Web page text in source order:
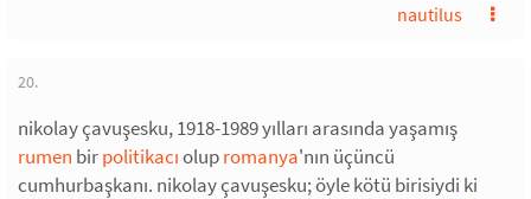
nautilus
20.
nikolay çavuşesku, 1918-1989 yılları arasında yaşamış
rumen birpolitikacıolupromanya'nın üçüncü
cumhurbaşkanı. nikolay çavuşesku; öyle kötü birisiydi ki